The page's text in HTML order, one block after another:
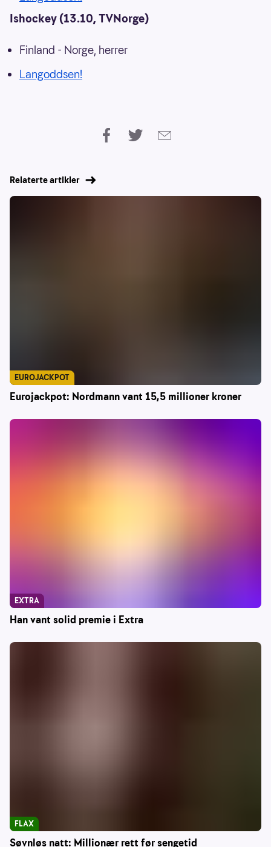
Ishockey (13.10, TVNorge)
Finland - Norge, herrer
Langoddsen!
Relaterte artikler
Eurojackpot: Nordmann vant 15,5 millioner kroner
EUROJACKPOT
Han vant solid premie i Extra
EXTRA
Søvnløs natt: Millionær rett før sengetid
FLAX